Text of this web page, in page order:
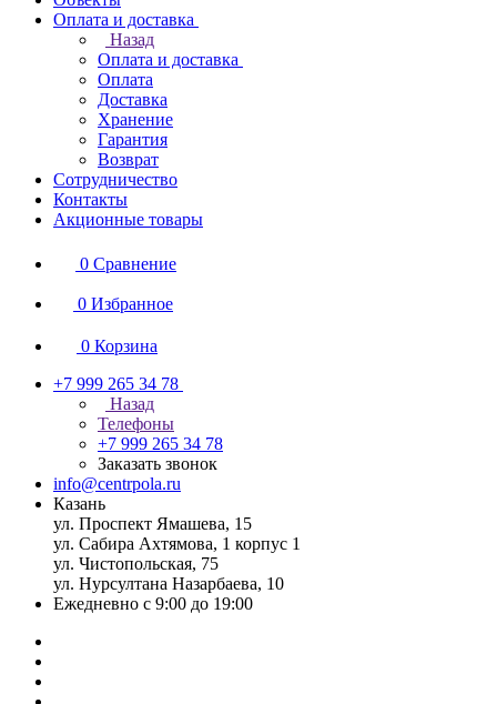
Оплата и доставка
Назад
Оплата и доставка
Оплата
Доставка
Хранение
Гарантия
Возврат
Сотрудничество
Контакты
Акционные товары
0 Сравнение
0 Избранное
0 Корзина
+7 999 265 34 78
Назад
Телефоны
+7 999 265 34 78
Заказать звонок
info@centrpola.ru
Казань
ул. Проспект Ямашева, 15
ул. Сабира Ахтямова, 1 корпус 1
ул. Чистопольская, 75
ул. Нурсултана Назарбаева, 10
Ежедневно с 9:00 до 19:00